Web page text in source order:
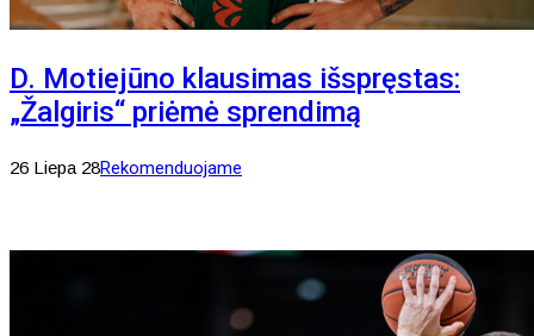
D. Motiejūno klausimas išspręstas:
„Žalgiris“ priėmė sprendimą
26 Liepa 28Rekomenduojame